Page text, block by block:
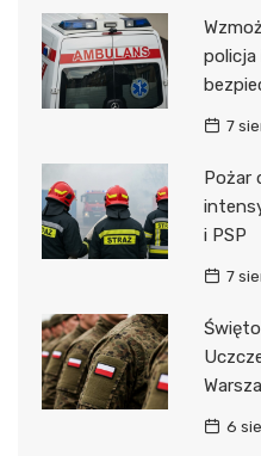
policja
7
Pożar
i PSP
7
6